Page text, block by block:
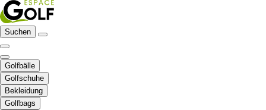
Suchen
Golfbälle
Golfschuhe
Bekleidung
Golfbags